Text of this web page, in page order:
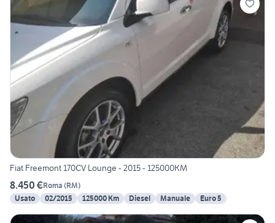
Fiat Freemont 170CV Lounge - 2015 - 125000KM
8.450 €Roma (RM)
Usato
02/2015 125000 Km Diesel Manuale Euro 5